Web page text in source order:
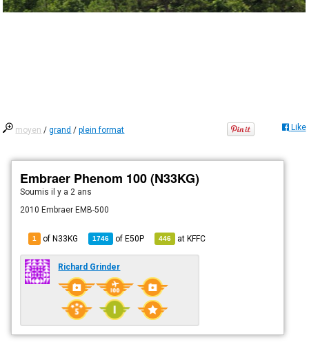
moyen /grand /plein format Like
Embraer Phenom 100 (N33KG)
Soumisil y a 2 ans
2010 Embraer EMB-500
1 of N33KG 1746 ofE50P 446 atKFFC
Richard Grinder